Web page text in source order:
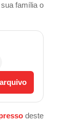
família o
deste